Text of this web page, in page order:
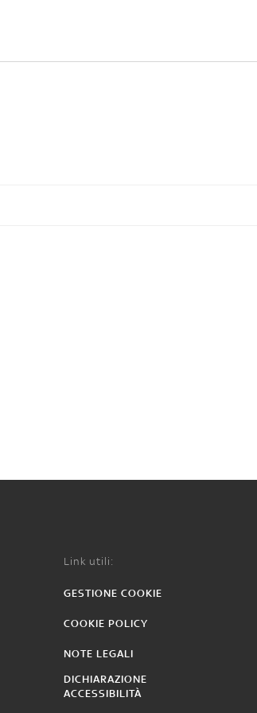
Link utili:
GESTIONE COOKIE
COOKIE POLICY
NOTE LEGALI
DICHIARAZIONE
ACCESSIBILITÀ